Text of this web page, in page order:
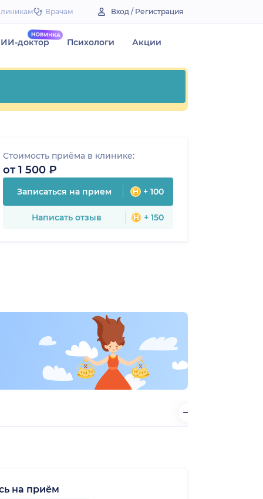
Врачам Вход / Регистрация
ИИ-доктор Психологи Акции
Стоимость приёма в клинике:
от 1 500 ₽
Записаться на прием + 100
Написать отзыв + 150
на приём